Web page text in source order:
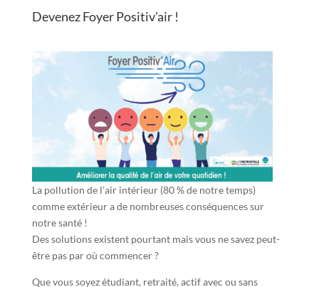
Devenez Foyer Positiv’air !
La pollution de l’air intérieur (80 % de notre temps)
comme extérieur a de nombreuses conséquences sur
notre santé !
Des solutions existent pourtant mais vous ne savez peut-
être pas par où commencer ?
Que vous soyez étudiant, retraité, actif avec ou sans